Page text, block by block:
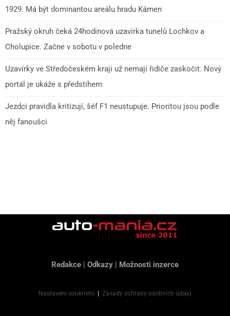
1929. Má být dominantou areálu hradu Kámen
Pražský okruh čeká 24hodinová uzavírka tunelů Lochkov a
Cholupice. Začne v sobotu v poledne
Uzavírky ve Středočeském kraji už nemají řidiče zaskočit. Nový
portál je ukáže s předstihem
Jezdci pravidla kritizují, šéf F1 neustupuje. Prioritou jsou podle
něj fanoušci
Redakce | Odkazy | Možnosti inzerce
Nastavení soukromí | Zásady ochrany osobních údajů